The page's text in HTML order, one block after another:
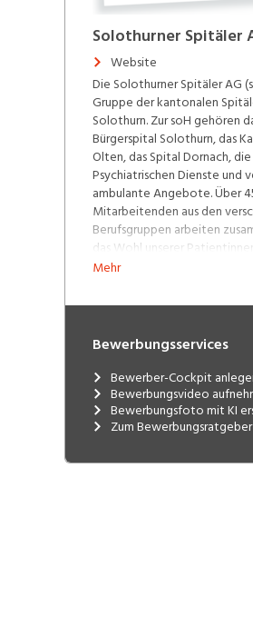
Solothurner Spitäler
Website
Die Solothurner Spitäler AG
Gruppe der kantonalen
Solothurn. Zur soH gehören
Bürgerspital Solothurn, das
Olten, das Spital Dornach, die
Psychiatrischen Dienste und
ambulante Angebote. Über
Mitarbeitenden aus den
Berufsgruppen arbeiten
das Wohl unserer
Patienten. Einziger
zurzeit der Kanton
Bürgerspital Solothurn
Kantonsspital Olten
Spital Dornach
Psychiatrische Dienste
Ambulante Dienste
Radio-Onkologie
Mehr
Bewerbungsservices
Bewerber-Cockpit
Bewerbungsvideo
Bewerbungsfoto mit KI
Zum Bewerbungsratgeber